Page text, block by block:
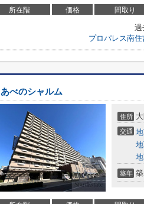
所在階 価格 間取り
過
プロパレス南
あべのシャルム
住所
交通
築年